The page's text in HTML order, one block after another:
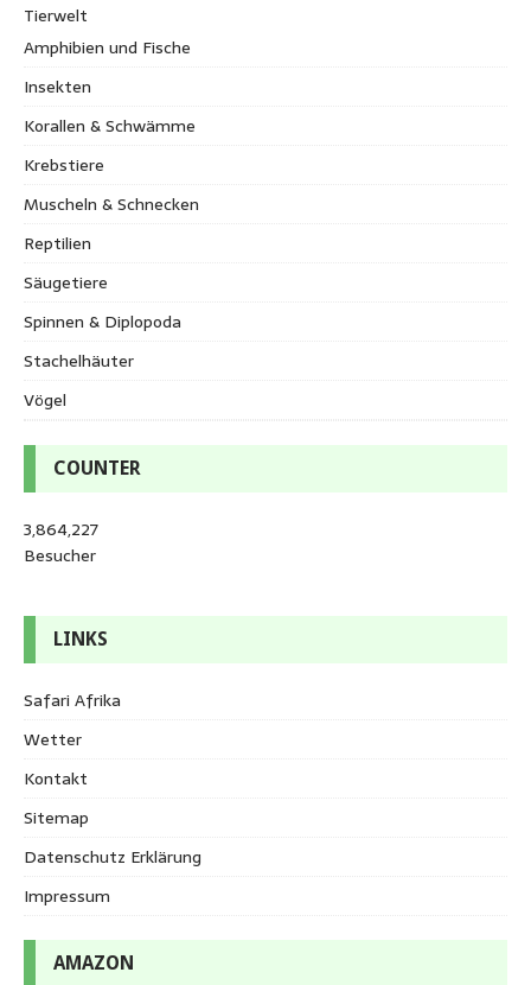
Tierwelt
Amphibien und Fische
Insekten
Korallen & Schwämme
Krebstiere
Muscheln & Schnecken
Reptilien
Säugetiere
Spinnen & Diplopoda
Stachelhäuter
Vögel
COUNTER
3,864,227
Besucher
LINKS
Safari Afrika
Wetter
Kontakt
Sitemap
Datenschutz Erklärung
Impressum
AMAZON